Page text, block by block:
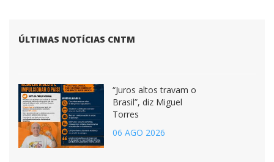
ÚLTIMAS NOTÍCIAS CNTM
“Juros altos travam o
Brasil”, diz Miguel
Torres
06 AGO 2026